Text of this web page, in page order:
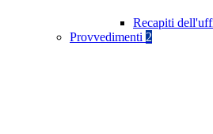
Recapiti
Provvedimenti 2